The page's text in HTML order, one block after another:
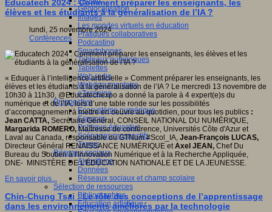
Géolocalisation
Images
Les mondes virtuels en éducation
Pratiques collaboratives
Podcasting
Smartphones
Tableaux numériques
Tablettes
Web radio
Webdocumentaire
eTwinning
Prospective
Ecosystème numérique
Espaces
Politique éducative
Scénarios prospectifs
Temps
Réseaux sociaux
Algorithme
Données
Réseaux sociaux et champ scolaire
Sélection de ressources
Bibliographies
Education artistique
Educatech 2024 : Comment préparer les enseignants, les
élèves et les étudiants à la généralisation de l’IA ?
lundi, 25 novembre 2024
Conférences
« Eduquer à l’intelligence artificielle » Comment préparer les enseignants, les
élèves et les étudiants à la généralisation de l’IA ? Le mercredi 13 novembre de
10h30 à 11h30, @Educatechexpo a donné la parole à 4 expert(e)s du
numérique et de l’IA, lors d’une table ronde sur les possibilités
d’accompagnement à mettre en oeuvre au quotidien, pour tous les publics :
Jean CATTA, Secrétaire Général, CONSEIL NATIONAL DU NUMÉRIQUE,
Margarida ROMERO,Maîtresse de conférence, Universités Côte d'Azur et
Laval au Canada, responsable du GTNum #Scol_IA, Jean-François LUCAS,
Directeur Général RENAISSANCE NUMÉRIQUE etAxel JEAN, Chef Du
Bureau du Soutien à l'Innovation Numérique et à la Recherche Appliquée,
DNE- MINISTÈRE DE L'ÉDUCATION NATIONALE ET DE LA JEUNESSE.
En savoir plus...
Chin-Chung Tsai : Le rôle des conceptions de l’apprentissage
dans les environnements améliorés par la technologie
a-